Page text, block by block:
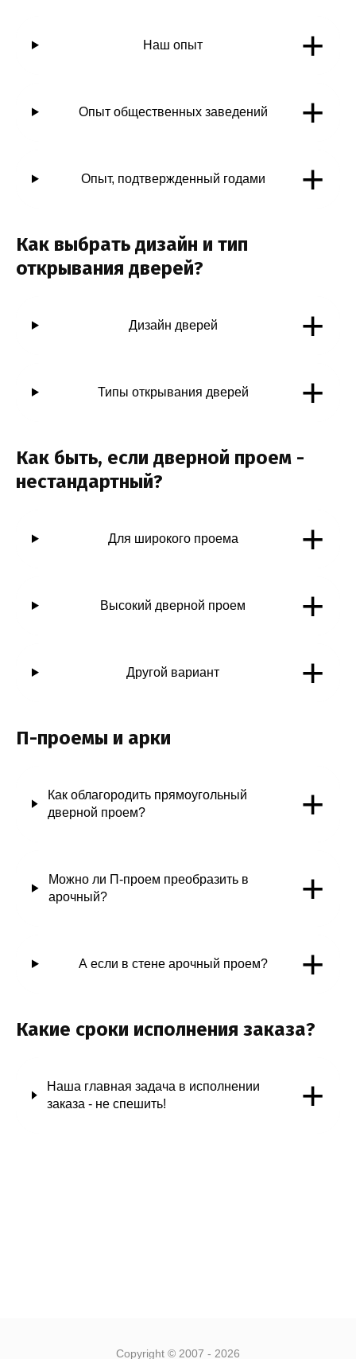
Наш опыт +
Опыт общественных заведений +
Опыт, подтвержденный годами +
Как выбрать дизайн и тип
открывания дверей?
Дизайн дверей +
Типы открывания дверей +
Как быть, если дверной проем -
нестандартный?
Для широкого проема +
Высокий дверной проем +
Другой вариант +
П-проемы и арки
Как облагородить прямоугольный
дверной проем?
+
Можно ли П-проем преобразить в
арочный?
+
А если в стене арочный проем? +
Какие сроки исполнения заказа?
Наша главная задача в исполнении
заказа - не спешить!
+
Copyright © 2007 - 2026